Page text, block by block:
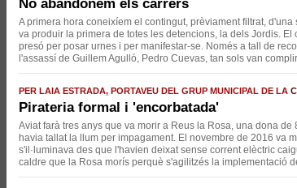
No abandonem els carrers
A primera hora coneixíem el contingut, prèviament filtrat,
va produir la primera de totes les detencions, la dels Jordis.
presó per posar urnes i per manifestar-se. Només a tall de
l'assassí de Guillem Agulló, Pedro Cuevas, tan sols van
PER LAIA ESTRADA, PORTAVEU DEL GRUP MUNICIPAL DE LA
Pirateria formal i 'encorbatada'
Aviat farà tres anys que va morir a Reus la Rosa, una dona
havia tallat la llum per impagament. El novembre de 2016 va
s'il·luminava des que l'havien deixat sense corrent elèctric
caldre que la Rosa morís perquè s'agilitzés la implementació